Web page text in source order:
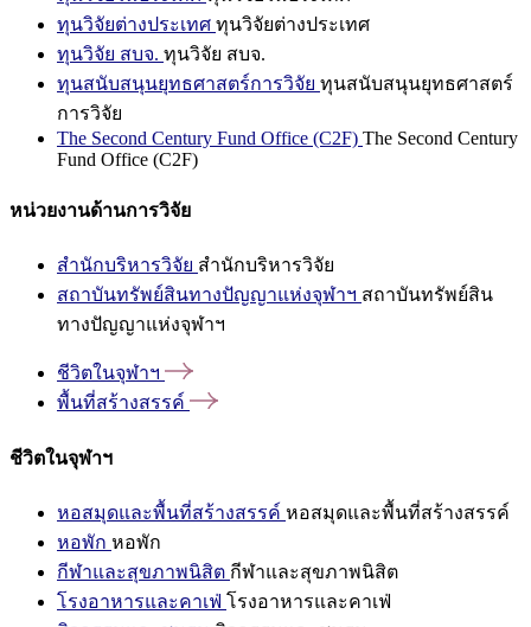
ทุนวิจัยต่างประเทศ ทุนวิจัยต่างประเทศ
ทุนวิจัย สบจ. ทุนวิจัย สบจ.
ทุนสนับสนุนยุทธศาสตร์การวิจัย ทุนสนับสนุนยุทธศาสตร์
การวิจัย
The Second Century Fund Office (C2F) The Second Century
Fund Office (C2F)
หน่วยงานด้านการวิจัย
สำนักบริหารวิจัย สำนักบริหารวิจัย
สถาบันทรัพย์สินทางปัญญาแห่งจุฬาฯ สถาบันทรัพย์สิน
ทางปัญญาแห่งจุฬาฯ
ชีวิตในจุฬาฯ
พื้นที่สร้างสรรค์
ชีวิตในจุฬาฯ
หอสมุดและพื้นที่สร้างสรรค์ หอสมุดและพื้นที่สร้างสรรค์
หอพัก หอพัก
กีฬาและสุขภาพนิสิต กีฬาและสุขภาพนิสิต
โรงอาหารและคาเฟ่ โรงอาหารและคาเฟ่